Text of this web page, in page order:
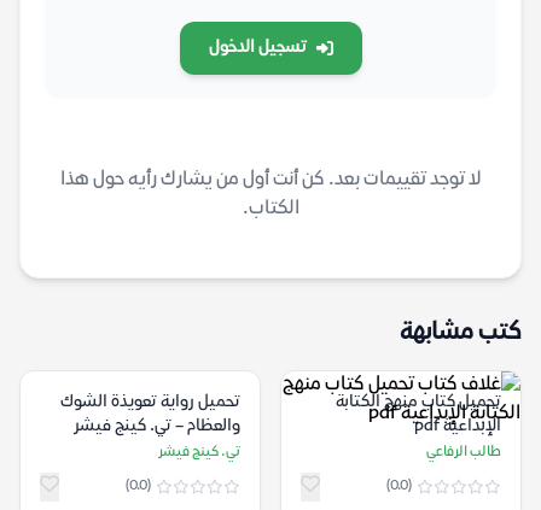
تسجيل الدخول
لا توجد تقييمات بعد. كن أنت أول من يشارك رأيه حول هذا
الكتاب.
كتب مشابهة
تحميل كتاب منهج الكتابة
الإبداعية pdf
طالب الرفاعي
(0.0)
تحميل رواية تعويذة الشوك
والعظام – تي. كينج فيشر
تي. كينج فيشر
(0.0)